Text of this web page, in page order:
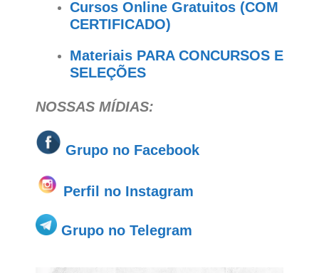
Cursos Online Gratuitos (COM
CERTIFICADO)
Materiais PARA CONCURSOS E
SELEÇÕES
NOSSAS MÍDIAS:
Grupo no Facebook
Perfil no Instagram
Grupo no Telegram